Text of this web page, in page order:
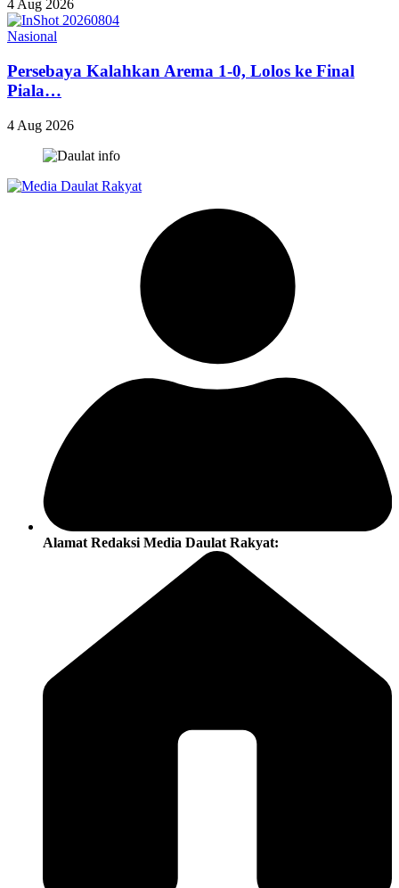
4 Aug 2026
Nasional
Persebaya Kalahkan Arema 1-0, Lolos ke Final
Piala…
4 Aug 2026
Alamat Redaksi Media Daulat Rakyat: